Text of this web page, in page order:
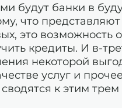
будут банки в
что
это возможность
кредиты. И в-
некоторой
услуг и
к этим